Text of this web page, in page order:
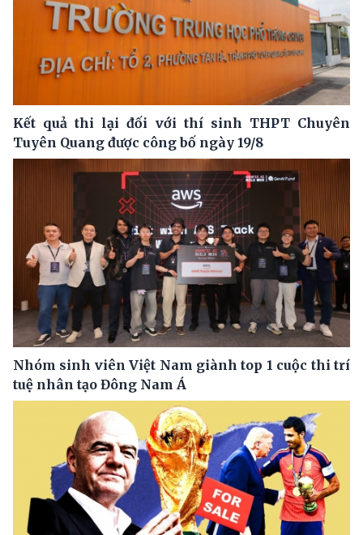
Kết quả thi lại đối với thí sinh THPT Chuyên
Tuyên Quang được công bố ngày 19/8
Nhóm sinh viên Việt Nam giành top 1 cuộc thi trí
tuệ nhân tạo Đông Nam Á